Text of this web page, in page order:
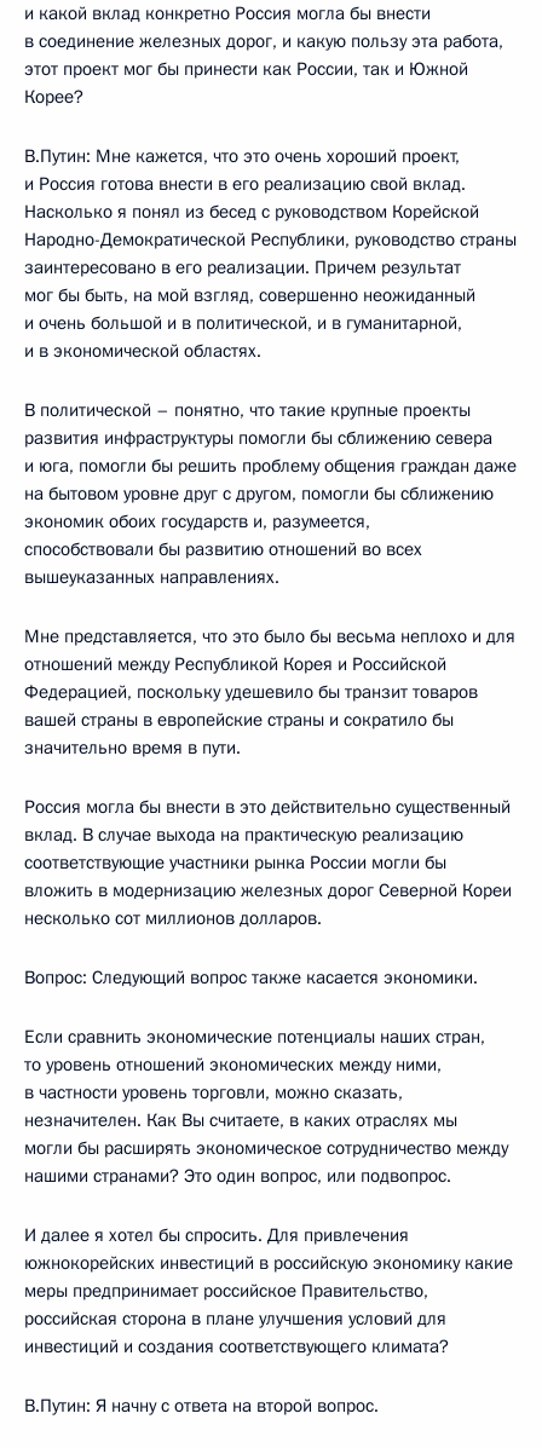
и какой вклад конкретно Россия могла бы внести
в соединение железных дорог, и какую пользу эта работа,
этот проект мог бы принести как России, так и Южной
Корее?
В.Путин: Мне кажется, что это очень хороший проект,
и Россия готова внести в его реализацию свой вклад.
Насколько я понял из бесед с руководством Корейской
Народно-Демократической Республики, руководство страны
заинтересовано в его реализации. Причем результат
мог бы быть, на мой взгляд, совершенно неожиданный
и очень большой и в политической, и в гуманитарной,
и в экономической областях.
В политической – понятно, что такие крупные проекты
развития инфраструктуры помогли бы сближению севера
и юга, помогли бы решить проблему общения граждан даже
на бытовом уровне друг с другом, помогли бы сближению
экономик обоих государств и, разумеется,
способствовали бы развитию отношений во всех
вышеуказанных направлениях.
Мне представляется, что это было бы весьма неплохо и для
отношений между Республикой Корея и Российской
Федерацией, поскольку удешевило бы транзит товаров
вашей страны в европейские страны и сократило бы
значительно время в пути.
Россия могла бы внести в это действительно существенный
вклад. В случае выхода на практическую реализацию
соответствующие участники рынка России могли бы
вложить в модернизацию железных дорог Северной Кореи
несколько сот миллионов долларов.
Вопрос: Следующий вопрос также касается экономики.
Если сравнить экономические потенциалы наших стран,
то уровень отношений экономических между ними,
в частности уровень торговли, можно сказать,
незначителен. Как Вы считаете, в каких отраслях мы
могли бы расширять экономическое сотрудничество между
нашими странами? Это один вопрос, или подвопрос.
И далее я хотел бы спросить. Для привлечения
южнокорейских инвестиций в российскую экономику какие
меры предпринимает российское Правительство,
российская сторона в плане улучшения условий для
инвестиций и создания соответствующего климата?
В.Путин: Я начну с ответа на второй вопрос.